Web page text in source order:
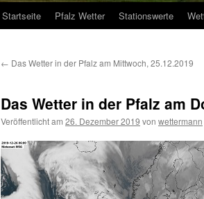
Startseite Pfalz Wetter Stationswerte
← Das Wetter in der Pfalz am Mittwoch, 25.12.2019
Das Wetter in der Pfalz am
Veröffentlicht am 26. Dezember 2019 von wettermann